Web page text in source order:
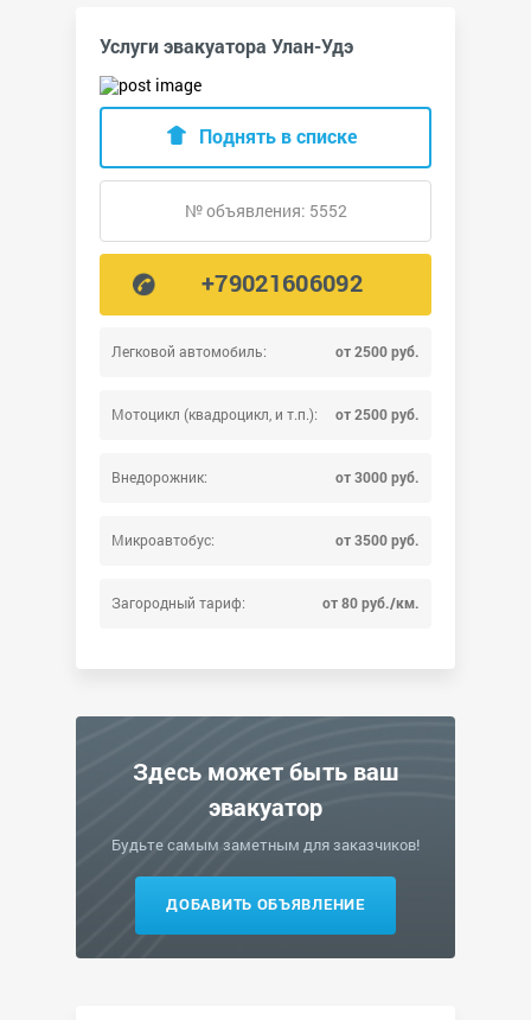
Услуги эвакуатора Улан-Удэ
Легковой автомобиль: от 2500 руб.
Мотоцикл (квадроцикл, и т.п.): от 2500 руб.
Внедорожник: от 3000 руб.
Микроавтобус: от 3500 руб.
Загородный тариф: от 80 руб./км.
Поднять в списке
№ объявления: 5552
+79021606092
Здесь может быть ваш
эвакуатор
Будьте самым заметным для заказчиков!
ДОБАВИТЬ ОБЪЯВЛЕНИЕ